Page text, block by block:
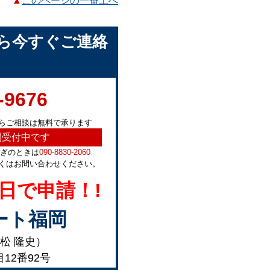
今すぐご連絡
ご相談は無料で承ります
付中です
のときは090-8830-2060
お問い合わせください。
で申請！!
ト福岡
隆史）
12番92号